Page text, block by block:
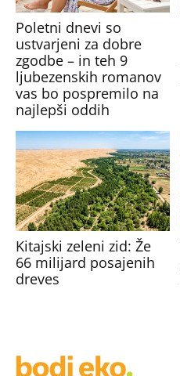
Poletni dnevi so
ustvarjeni za dobre
zgodbe – in teh 9
ljubezenskih romanov
vas bo pospremilo na
najlepši oddih
Kitajski zeleni zid: Že
66 milijard posajenih
dreves